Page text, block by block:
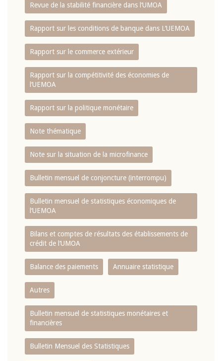
Revue de la stabilité financière dans l‘UMOA
Rapport sur les conditions de banque dans L‘UEMOA
Rapport sur le commerce extérieur
Rapport sur la compétitivité des économies de
l‘UEMOA
Rapport sur la politique monétaire
Note thématique
Note sur la situation de la microfinance
Bulletin mensuel de conjoncture (interrompu)
Bulletin mensuel de statistiques économiques de
l‘UEMOA
Bilans et comptes de résultats des établissements de
crédit de l‘UMOA
Balance des paiements Annuaire statistique
Autres
Bulletin mensuel de statistiques monétaires et
financières
Bulletin Mensuel des Statistiques